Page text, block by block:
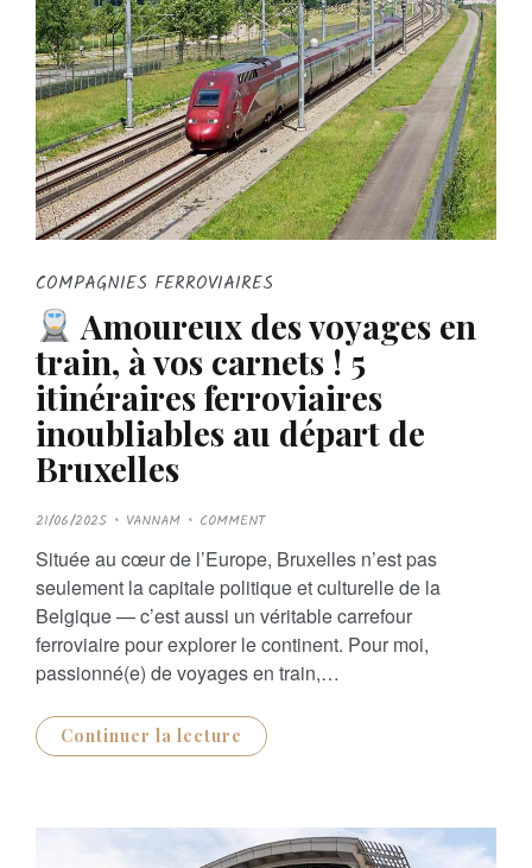
COMPAGNIES FERROVIAIRES
Amoureux des voyages en
train, à vos carnets ! 5
itinéraires ferroviaires
inoubliables au départ de
Bruxelles
P
O
T
E
D
O
N
21/06/2025 VANNAM COMMENT
Située au cœur de l’Europe, Bruxelles n’est pas
seulement la capitale politique et culturelle de la
Belgique — c’est aussi un véritable carrefour
ferroviaire pour explorer le continent. Pour moi,
passionné(e) de voyages en train,…
Continuer la lecture